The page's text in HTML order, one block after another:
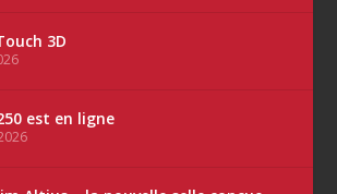
3D
est en ligne